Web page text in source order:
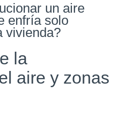
un aire
enfría solo
vivienda?
la
aire y zonas